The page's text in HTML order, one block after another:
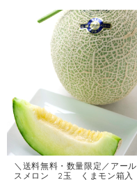
＼送料無料・数量限定／アール
スメロン 2玉 くまモン箱入